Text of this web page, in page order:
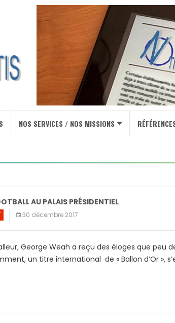
NOS SERVICES / NOS MISSIONS
AU PALAIS PRÉSIDENTIEL
30 décembre 2017
George Weah a reçu des éloges que peu
un titre international de « Ballon d’Or »,